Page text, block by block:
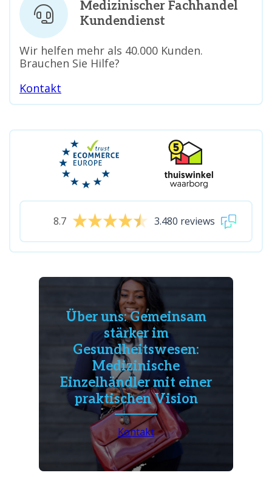
Medizinischer Fachhandel
Kundendienst
Wir helfen mehr als 40.000 Kunden.
Brauchen Sie Hilfe?
Kontakt
8.7 3.480 reviews
Über uns: Gemeinsam
stärker im
Gesundheitswesen:
Medizinische
Einzelhändler mit einer
praktischen Vision
Kontakt